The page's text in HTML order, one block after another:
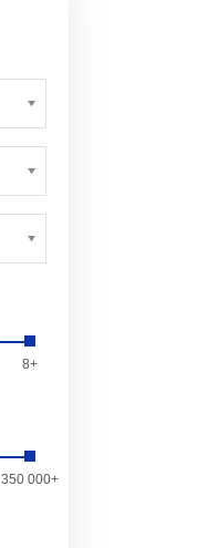
8+
350 000+